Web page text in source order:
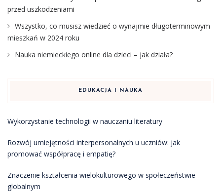
przed uszkodzeniami
Wszystko, co musisz wiedzieć o wynajmie długoterminowym
mieszkań w 2024 roku
Nauka niemieckiego online dla dzieci – jak działa?
EDUKACJA I NAUKA
Wykorzystanie technologii w nauczaniu literatury
Rozwój umiejętności interpersonalnych u uczniów: jak
promować współpracę i empatię?
Znaczenie kształcenia wielokulturowego w społeczeństwie
globalnym